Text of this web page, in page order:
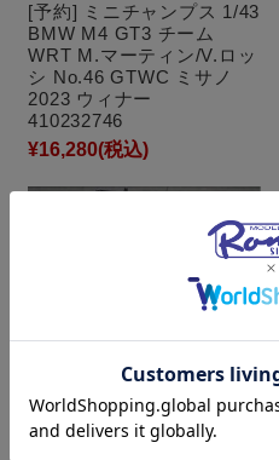
[予約] ミニチャンプス 1/43
BMW M4 GT3 チーム
WRT M.マーティン/V.ロッ
シ No.46 GTWC ミサノ
2023 ウィナー
410232746
¥16,280(税込)
[予約] ミニチャンプス 1/43
BMW M4 GT3 チーム
WRT V.ロッシ/M.マーティ
ン/A.アル＝ハーシー WEC